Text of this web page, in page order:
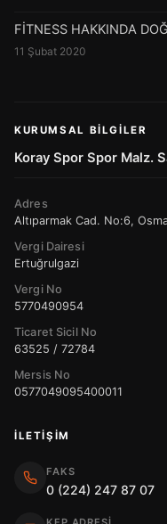
FİTNESS HAKKINDA
11 Şubat 2020
KURUMSAL BILGILER
Koray Spor Spor Malz.
Adres
Altıparmak Cad. No:6,
Vergi Dairesi
Ertuğrulgazi
Vergi No
5770490954
Ticaret Sicil No
63525 / 72784
Mersis No
0577049095400011
İLETIŞIM
FAKS
0 (224) 247 87 07